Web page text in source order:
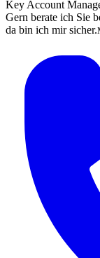
Key Account
Gern berate ich Sie
da bin ich mir sicher.